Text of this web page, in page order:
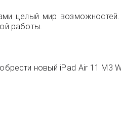
целый мир
работы.
новый iPad Air 11 M3